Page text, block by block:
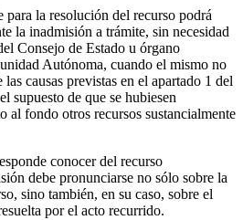
para la resolución del recurso podrá
la inadmisión a trámite, sin necesidad
Consejo de Estado u órgano
Autónoma, cuando el mismo no
causas previstas en el apartado 1 del
supuesto de que se hubiesen
al fondo otros recursos sustancialmente
conocer del recurso
debe pronunciarse no sólo sobre la
sino también, en su caso, sobre el
por el acto recurrido.